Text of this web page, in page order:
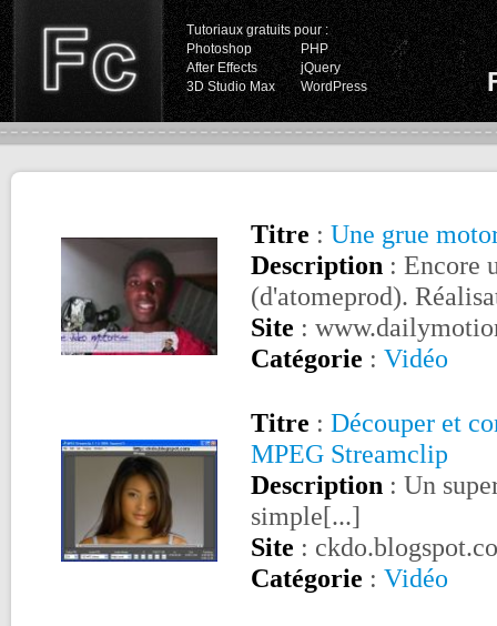
Tutoriaux gratuits pour :
Photoshop
PHP
After Effects
jQuery
3D Studio Max
WordPress
Titre : Une grue
Description : Encore
(d'atomeprod).
Site :
Catégorie : Vidéo
Titre : Découper et
MPEG Streamclip
Description : Un
simple[...]
Site :
Catégorie : Vidéo